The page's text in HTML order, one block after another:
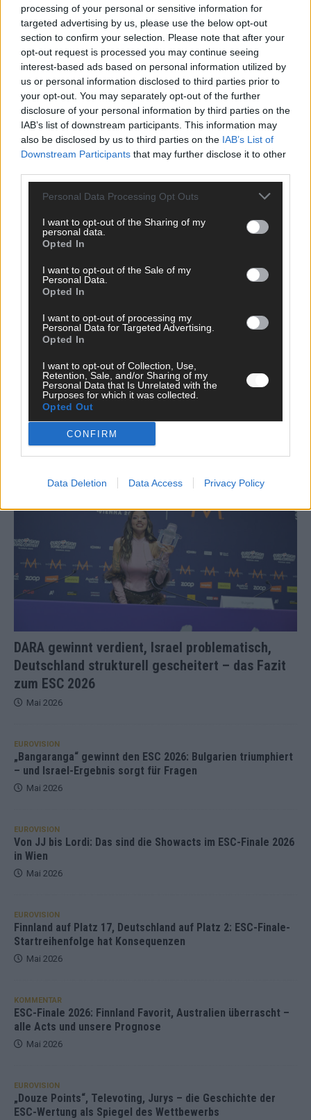
processing of your personal or sensitive information for
targeted advertising by us, please use the below opt-out
section to confirm your selection. Please note that after your
opt-out request is processed you may continue seeing
interest-based ads based on personal information utilized by
us or personal information disclosed to third parties prior to
your opt-out. You may separately opt-out of the further
disclosure of your personal information by third parties on the
IAB’s list of downstream participants. This information may
also be disclosed by us to third parties on the IAB’s List of
Downstream Participants that may further disclose it to other
Personal Data Processing Opt Outs
I want to opt-out of the Sharing of my
personal data.
Opted In
I want to opt-out of the Sale of my
Personal Data.
Opted In
I want to opt-out of processing my
Personal Data for Targeted Advertising.
Opted In
I want to opt-out of Collection, Use,
Retention, Sale, and/or Sharing of my
Personal Data that Is Unrelated with the
Purposes for which it was collected.
Opted Out
CONFIRM
Data Deletion Data Access Privacy Policy
E-Mail
Benachrichtige mich über nachfolgende Kommentare via E-
Mail.
Benachrichtige mich über neue Beiträge via E-Mail.
JETZT ANGESAGT
Neue Themenwelt, neues Café, neue
Westernstadt: Der Europa-Park 2026 setzt auf
viele Highlights
DARA gewinnt verdient, Israel problematisch,
Deutschland strukturell gescheitert – das Fazit
zum ESC 2026
KOMMENTAR
Mai 2026
EUROVISION
„Bangaranga“ gewinnt den ESC 2026: Bulgarien triumphiert
– und Israel-Ergebnis sorgt für Fragen
Mai 2026
EUROVISION
Von JJ bis Lordi: Das sind die Showacts im ESC-Finale 2026
in Wien
Mai 2026
EUROVISION
Finnland auf Platz 17, Deutschland auf Platz 2: ESC-Finale-
Startreihenfolge hat Konsequenzen
Mai 2026
KOMMENTAR
ESC-Finale 2026: Finnland Favorit, Australien überrascht –
alle Acts und unsere Prognose
Mai 2026
EUROVISION
„Douze Points“, Televoting, Jurys – die Geschichte der
ESC-Wertung als Spiegel des Wettbewerbs